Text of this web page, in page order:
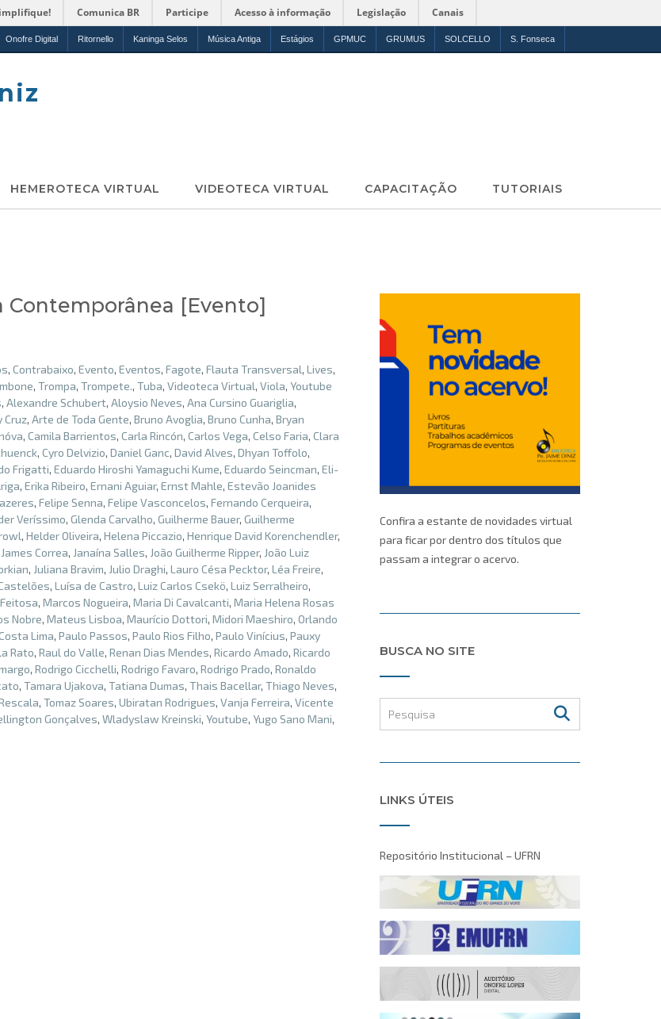
Comunica BR Participe Acesso à informação Legislação Canais
Onofre Digital Ritornello Kaninga Selos Música Antiga Estágios GPMUC GRUMUS SOLCELLO S. Fonseca
HEMEROTECA VIRTUAL VIDEOTECA VIRTUAL CAPACITAÇÃO TUTORIAIS
Contemporânea [Evento]
, Contrabaixo, Evento, Eventos, Fagote, Flauta Transversal, Lives,
, Trompa, Trompete., Tuba, Videoteca Virtual, Viola, Youtube
, Alexandre Schubert, Aloysio Neves, Ana Cursino Guariglia,
Cruz, Arte de Toda Gente, Bruno Avoglia, Bruno Cunha, Bryan
, Camila Barrientos, Carla Rincón, Carlos Vega, Celso Faria, Clara
, Cyro Delvizio, Daniel Ganc, David Alves, Dhyan Toffolo,
Frigatti, Eduardo Hiroshi Yamaguchi Kume, Eduardo Seincman, Eli-
, Erika Ribeiro, Ernani Aguiar, Ernst Mahle, Estevão Joanides
, Felipe Senna, Felipe Vasconcelos, Fernando Cerqueira,
Veríssimo, Glenda Carvalho, Guilherme Bauer, Guilherme
, Helder Oliveira, Helena Piccazio, Henrique David Korenchendler,
James Correa, Janaína Salles, João Guilherme Ripper, João Luiz
, Juliana Bravim, Julio Draghi, Lauro Césa Pecktor, Léa Freire,
, Luísa de Castro, Luiz Carlos Csekö, Luiz Serralheiro,
, Marcos Nogueira, Maria Di Cavalcanti, Maria Helena Rosas
Nobre, Mateus Lisboa, Maurício Dottori, Midori Maeshiro, Orlando
Lima, Paulo Passos, Paulo Rios Filho, Paulo Vinícius, Pauxy
Rato, Raul do Valle, Renan Dias Mendes, Ricardo Amado, Ricardo
, Rodrigo Cicchelli, Rodrigo Favaro, Rodrigo Prado, Ronaldo
, Tamara Ujakova, Tatiana Dumas, Thais Bacellar, Thiago Neves,
, Tomaz Soares, Ubiratan Rodrigues, Vanja Ferreira, Vicente
Gonçalves, Wladyslaw Kreinski, Youtube, Yugo Sano Mani,
Confira a estante de novidades virtual
para ficar por dentro dos títulos que
passam a integrar o acervo.
BUSCA NO SITE
LINKS ÚTEIS
Repositório Institucional – UFRN